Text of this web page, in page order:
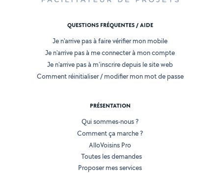
QUESTIONS FRÉQUENTES / AIDE
Je n'arrive pas à faire vérifier mon mobile
Je n'arrive pas à me connecter à mon compte
Je n'arrive pas à m'inscrire depuis le site web
Comment réinitialiser / modifier mon mot de passe
PRÉSENTATION
Qui sommes-nous ?
Comment ça marche ?
AlloVoisins Pro
Toutes les demandes
Proposer mes services